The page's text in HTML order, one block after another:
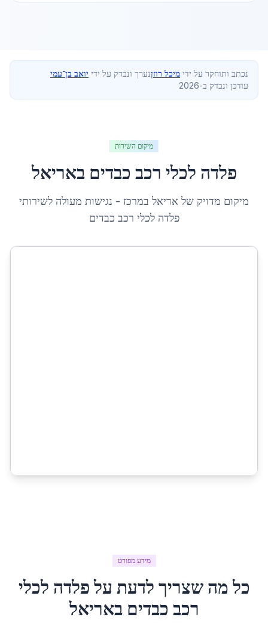
נכתב ותוחקר על ידי מיכל רוזןנערך ונבדק על ידי יואב בן־עמי
עודכן ונבדק ב-2026
מיקום השירות
פלדה לכלי רכב כבדים באריאל
מיקום מדויק של אריאל במרכז - נגישות מעולה לשירותי
פלדה לכלי רכב כבדים
מידע מפורט
כל מה שצריך לדעת עלפלדה לכלי
רכב כבדים באריאל